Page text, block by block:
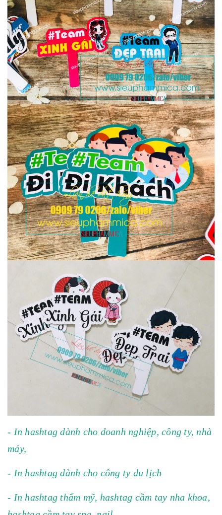
- In hashtag dành cho doanh nghiệp, công ty, nhà
máy,
- In hashtag dành cho công ty du lịch
- In hashtag thẩm mỹ, hashtag cầm tay nha khoa,